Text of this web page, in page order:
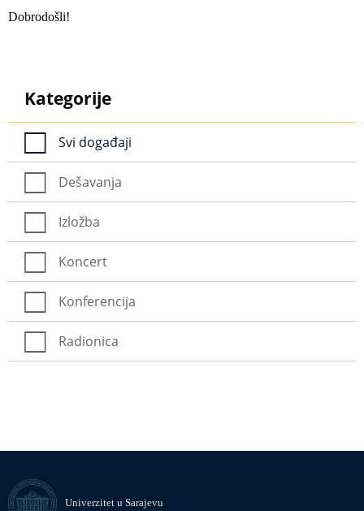
Dobrodošli!
Kategorije
Svi događaji
Dešavanja
Izložba
Koncert
Konferencija
Radionica
Univerzitet u Sarajevu